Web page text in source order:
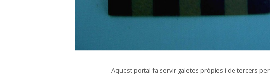
Aquest portal fa servir galetes pròpies i de tercers per